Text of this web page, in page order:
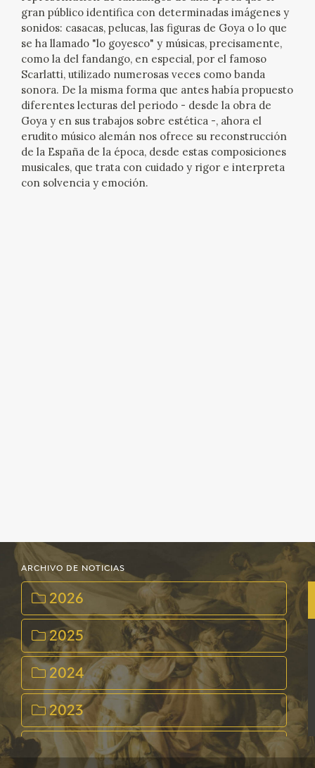
gran público identifica con determinadas imágenes y
sonidos: casacas, pelucas, las figuras de Goya o lo que
se ha llamado "lo goyesco" y músicas, precisamente,
como la del fandango, en especial, por el famoso
Scarlatti, utilizado numerosas veces como banda
sonora. De la misma forma que antes había propuesto
diferentes lecturas del periodo - desde la obra de
Goya y en sus trabajos sobre estética -, ahora el
erudito músico alemán nos ofrece su reconstrucción
de la España de la época, desde estas composiciones
musicales, que trata con cuidado y rigor e interpreta
con solvencia y emoción.
ARCHIVO DE NOTICIAS
2026
2025
2024
2023
2022